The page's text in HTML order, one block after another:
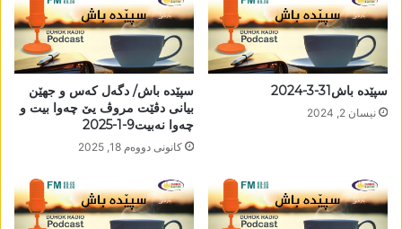
سپێدە باش31-3-2024
نیسان 2, 2024
سپێدە باش/ دگەل کەس و جھێن
بیانی دڤێت مروڤ یێ چەوا بیت و
چەوا نەبیت9-1-2025
كانونی دووه‌م 18, 2025